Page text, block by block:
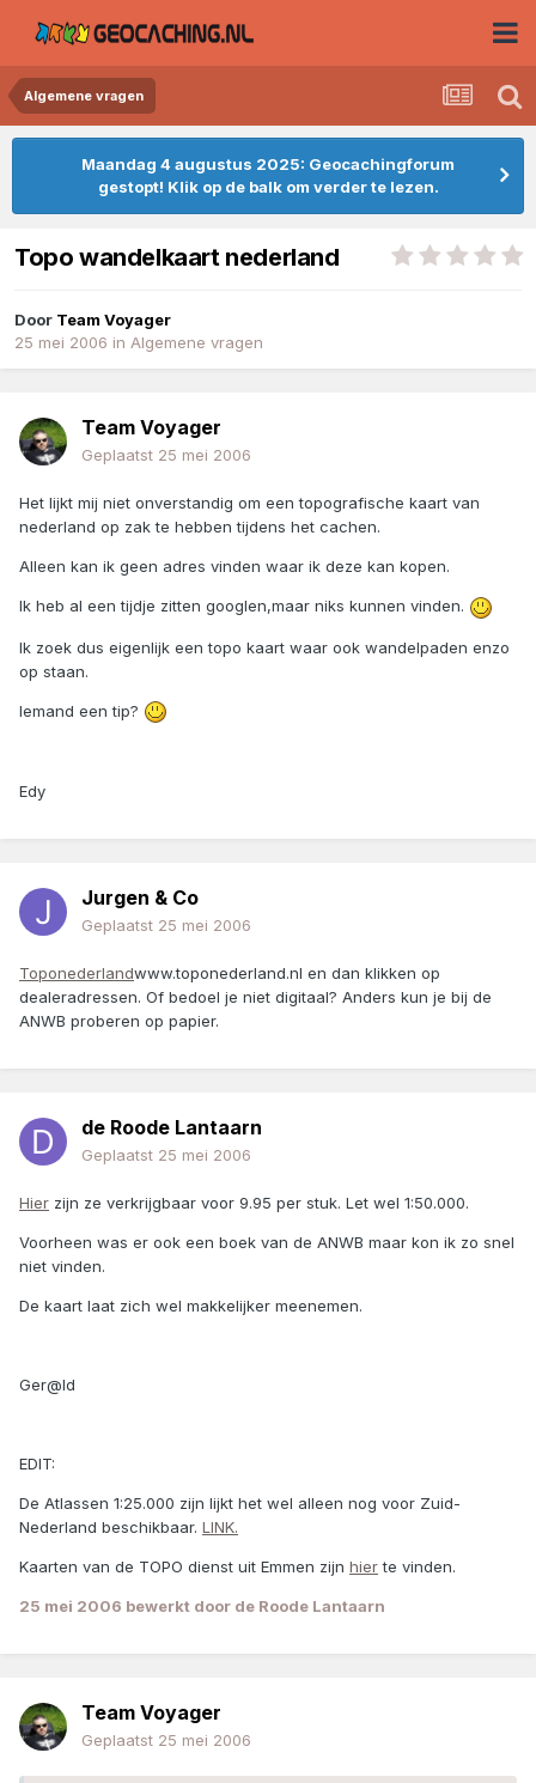
Algemene vragen
Maandag 4 augustus 2025: Geocachingforum
gestopt! Klik op de balk om verder te lezen.
Topo wandelkaart nederland
Door Team Voyager
25 mei 2006 in Algemene vragen
Team Voyager
Geplaatst 25 mei 2006
Het lijkt mij niet onverstandig om een topografische kaart van
nederland op zak te hebben tijdens het cachen.
Alleen kan ik geen adres vinden waar ik deze kan kopen.
Ik heb al een tijdje zitten googlen,maar niks kunnen vinden.
Ik zoek dus eigenlijk een topo kaart waar ook wandelpaden enzo
op staan.
Iemand een tip?
Edy
Jurgen & Co
Geplaatst 25 mei 2006
Toponederlandwww.toponederland.nl en dan klikken op
dealeradressen. Of bedoel je niet digitaal? Anders kun je bij de
ANWB proberen op papier.
de Roode Lantaarn
Geplaatst 25 mei 2006
Hier zijn ze verkrijgbaar voor 9.95 per stuk. Let wel 1:50.000.
Voorheen was er ook een boek van de ANWB maar kon ik zo snel
niet vinden.
De kaart laat zich wel makkelijker meenemen.
Ger@ld
EDIT:
De Atlassen 1:25.000 zijn lijkt het wel alleen nog voor Zuid-
Nederland beschikbaar. LINK.
Kaarten van de TOPO dienst uit Emmen zijn hierte vinden.
25 mei 2006 bewerkt door de Roode Lantaarn
Team Voyager
Geplaatst 25 mei 2006